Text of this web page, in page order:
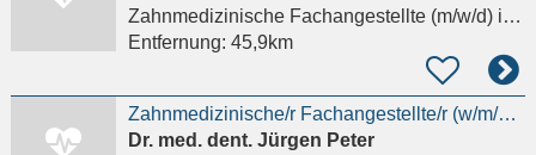
Zahnmedizinische Fachangestellte (m/w/d)in Hamburg
Entfernung: 45,9km
Zahnmedizinische/r Fachangestellte/r (w/m/d) gesucht in Hamburg-Poppenbüttel
Dr. med. dent. Jürgen Peter